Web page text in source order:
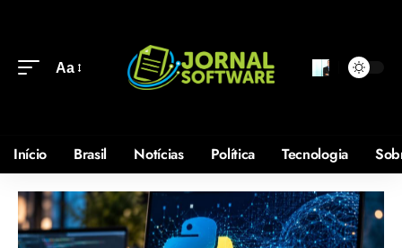
Aa
Início Brasil Notícias Política Tecnologia